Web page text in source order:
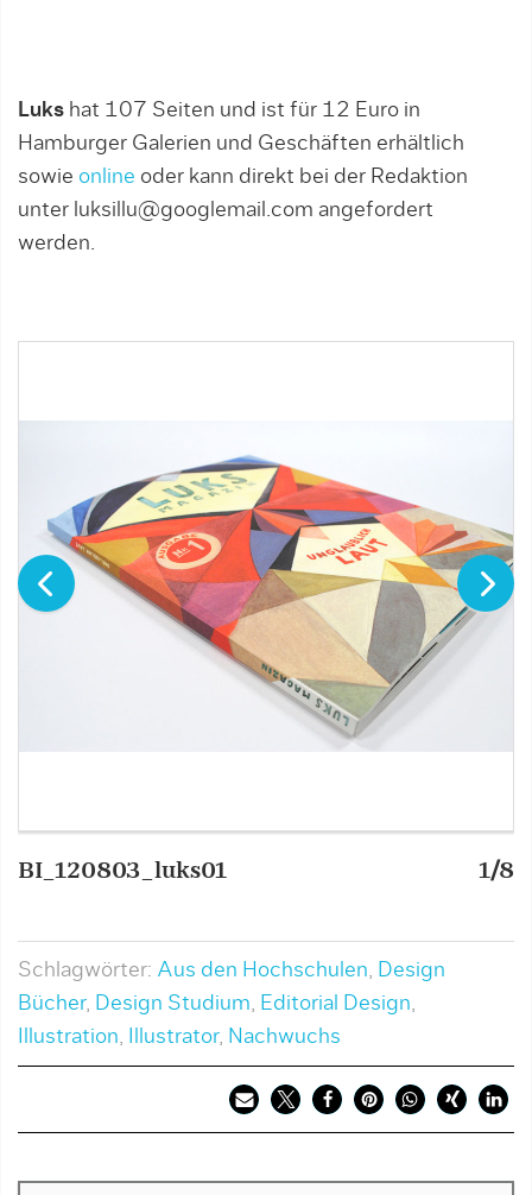
Luks hat 107 Seiten und ist für 12 Euro in
Hamburger Galerien und Geschäften erhältlich
sowie online oder kann direkt bei der Redaktion
unter luksillu@googlemail.com angefordert
werden.
BI_120803_luks01 1/8
Schlagwörter: Aus den Hochschulen, Design
Bücher, Design Studium, Editorial Design,
Illustration, Illustrator, Nachwuchs